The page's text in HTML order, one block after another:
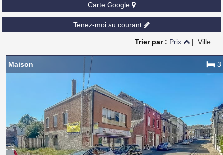
Carte Google
Tenez-moi au courant
Trier par: Prix | Ville
Maison 3